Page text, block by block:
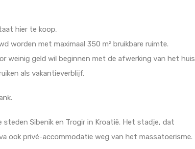
hier te koop.
worden met maximaal 350 m² bruikbare ruimte.
weinig geld wil beginnen met de afwerking van het huis
als vakantieverblijf.
Sibenik en Trogir in Kroatië. Het stadje, dat
ook privé-accommodatie weg van het massatoerisme.